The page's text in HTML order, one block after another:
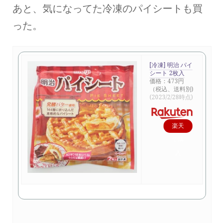
あと、気になってた冷凍のパイシートも買
った。
[冷凍] 明治 パイ
シート 2枚入
価格：473円
（税込、送料別)
(2023/2/28時点)
楽天